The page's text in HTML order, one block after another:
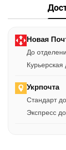
Новая
До
Курьерская
Укрпочта
Стандарт
Экспресс